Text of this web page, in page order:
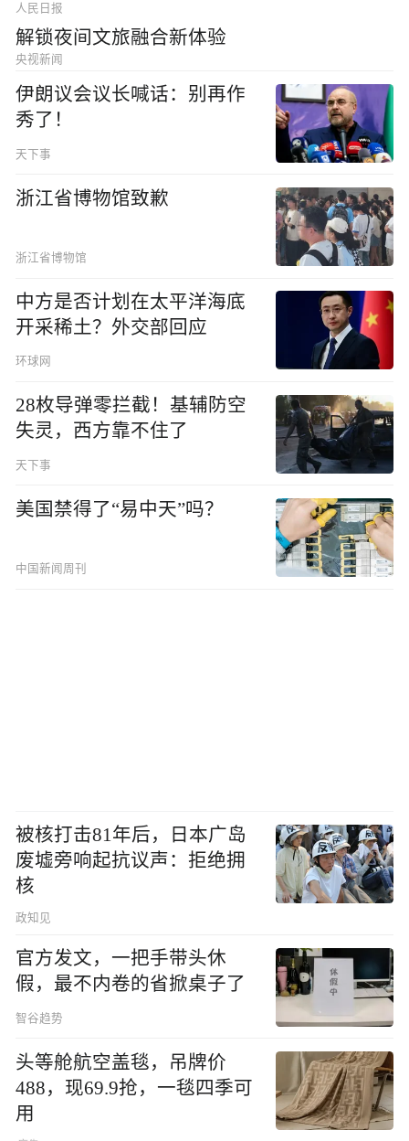
人民日报
解锁夜间文旅融合新体验
央视新闻
伊朗议会议长喊话：别再作
秀了！
天下事
浙江省博物馆致歉
浙江省博物馆
中方是否计划在太平洋海底
开采稀土？外交部回应
环球网
28枚导弹零拦截！基辅防空
失灵，西方靠不住了
天下事
美国禁得了“易中天”吗？
中国新闻周刊
被核打击81年后，日本广岛
废墟旁响起抗议声：拒绝拥
核
政知见
官方发文，一把手带头休
假，最不内卷的省掀桌子了
智谷趋势
头等舱航空盖毯，吊牌价
488，现69.9抢，一毯四季可
用